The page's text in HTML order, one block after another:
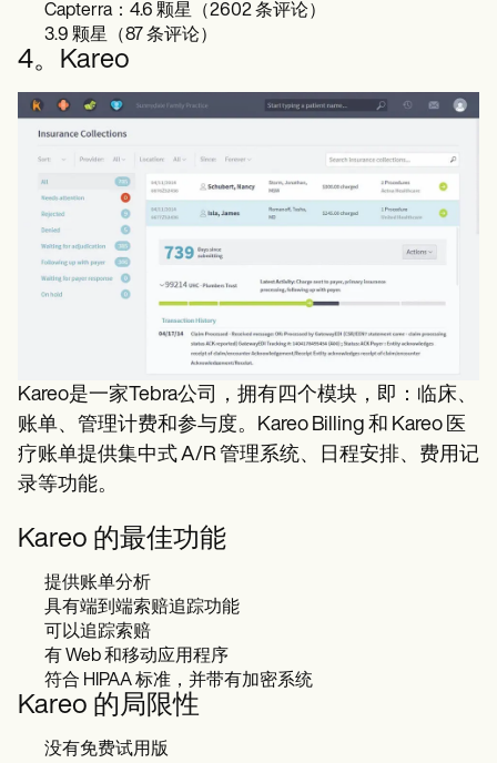
Capterra：4.6 颗星（2602 条评论）
3.9 颗星（87 条评论）
4。Kareo
Kareo是一家Tebra公司，拥有四个模块，即：临床、
账单、管理计费和参与度。Kareo Billing 和 Kareo 医
疗账单提供集中式 A/R 管理系统、日程安排、费用记
录等功能。
Kareo 的最佳功能
提供账单分析
具有端到端索赔追踪功能
可以追踪索赔
有 Web 和移动应用程序
符合 HIPAA 标准，并带有加密系统
Kareo 的局限性
没有免费试用版